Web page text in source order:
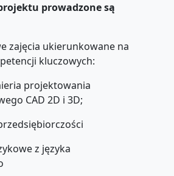
prowadzone są
zajęcia ukierunkowane na
kluczowych:
projektowania
CAD 2D i 3D;
z języka